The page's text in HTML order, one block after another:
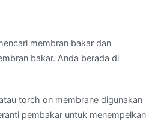
membran bakar dan
bakar. Anda berada di
torch on membrane digunakan
pembakar untuk menempelkan